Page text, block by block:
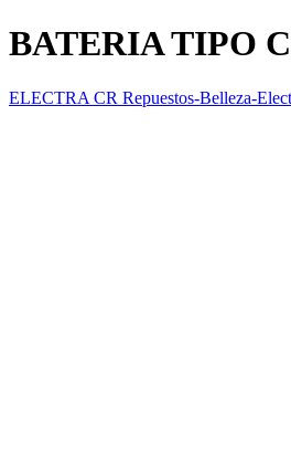
BATERIA TIPO
ELECTRA CR Repuestos-Belleza-